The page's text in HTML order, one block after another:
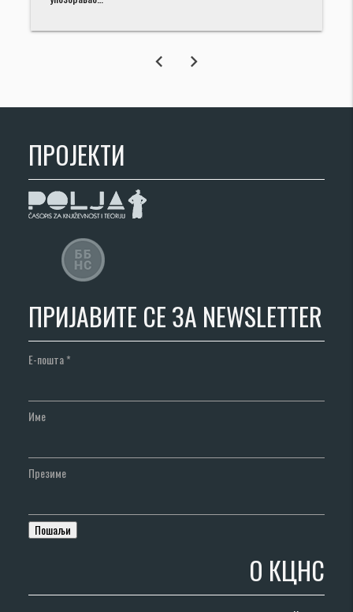
chevron_left chevron_right
ПРОЈЕКТИ
ПРИЈАВИТЕ СЕ ЗА NEWSLETTER
Е-пошта*
Име
Презиме
О КЦНС